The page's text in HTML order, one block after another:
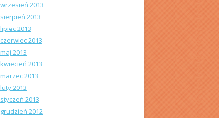
wrzesień 2013
sierpień 2013
lipiec 2013
czerwiec 2013
maj 2013
kwiecień 2013
marzec 2013
luty 2013
styczeń 2013
grudzień 2012